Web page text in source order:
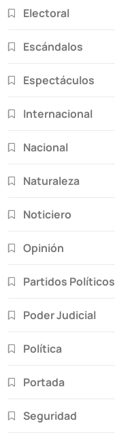
Electoral
Escándalos
Espectáculos
Internacional
Nacional
Naturaleza
Noticiero
Opinión
Partidos Políticos
Poder Judicial
Política
Portada
Seguridad